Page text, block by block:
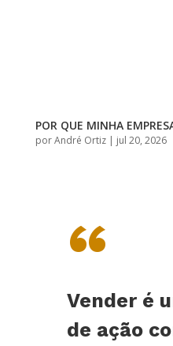
POR QUE MINHA
porAndré Ortiz| jul 20, 2026
“
Vender é
de ação